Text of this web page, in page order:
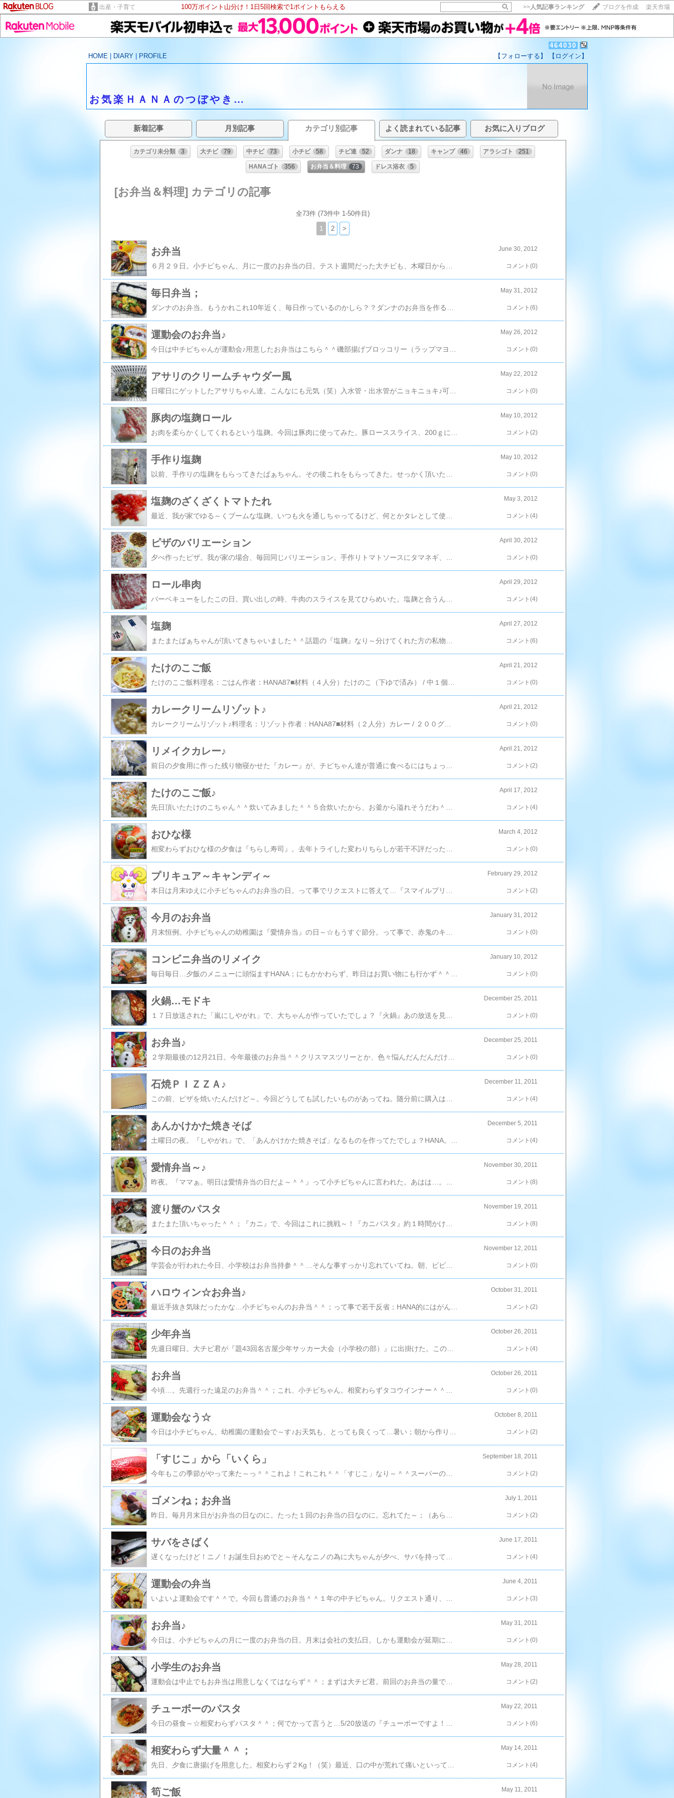
出産・子育て 100万ポイント山分け！1日5回検索で1ポイントもらえる >>人気記事ランキング ブログを作成 楽天市場
464030
HOME
DIARY PROFILE 【フォローする】 【ログイン】
お気楽ＨＡＮＡのつぼやき…
新着記事 月別記事 カテゴリ別記事 よく読まれている記事 お気に入りブログ
カテゴリ未分類 3 大チビ 79 中チビ 73 小チビ 58 チビ達 52 ダンナ 18 キャンプ 46 アラシゴト 251
HANAゴト 356 お弁当＆料理 73 ドレス浴衣 5
[お弁当＆料理] カテゴリの記事
全73件 (73件中 1-50件目)
1 2 >
お弁当 June 30, 2012
コメント(0)
毎日弁当； May 31, 2012
コメント(6)
運動会のお弁当♪ May 26, 2012
コメント(0)
アサリのクリームチャウダー風
日曜日にゲットしたアサリちゃん達。こんなにも元気（笑）入水管・出水管がニョキニョキ♪可愛い～♪（←？！）これ触ると面白いよね～(*´Д`)チビちゃん達も見つけるたびに触ってる…；が、ペットにするわけにもいかず、美味しくいただきます。昨日はお味噌汁に。今朝は…クラムチャウダー風。「風」？ジャガイモは入れなかったの～；だって、面倒時間がないから…（爆）これにホットドックを用意。３チビとも完食！！作った甲斐があったわ＾＾ありがと～＾＾そうそう、美味しいアサリちゃんにもありがとうだね＾＾ ←ポチッ！としていただけると嬉しいです＾＾
May 22, 2012
コメント(0)
豚肉の塩麹ロール May 10, 2012
コメント(2)
手作り塩麹 May 10, 2012
コメント(0)
塩麹のざくざくトマトたれ May 3, 2012
コメント(4)
ピザのバリエーション April 30, 2012
コメント(0)
ロール串肉 April 29, 2012
コメント(4)
塩麹 April 27, 2012
コメント(6)
たけのこご飯 April 21, 2012
コメント(0)
カレークリームリゾット♪
カレークリームリゾット♪料理名：リゾット作者：HANA87■材料（２人分）カレー / ２００グラム牛乳 / ２００ＣＣコンソメ / 小さじ１ご飯 / ２００グラムピザ用チーズ / お好みで■レシピを考えた人のコメントカレー、牛乳、チーズが大好き！という我が子にピッタリ＾＾詳細を楽天レシピで見る━━━━━━━━━━━━━━━━━━…↓↓ ポイントが貯まるレシピ サイト ↓↓＞＞最短約 30 秒！▼無料▼会員登録＜＜━━━━━━━━━━━━━━━━━━…
April 21, 2012
コメント(0)
リメイクカレー♪ April 21, 2012
コメント(2)
たけのこご飯♪ April 17, 2012
コメント(4)
おひな様 March 4, 2012
コメント(0)
プリキュア～キャンディ～ February 29, 2012
コメント(2)
今月のお弁当 January 31, 2012
コメント(0)
コンビニ弁当のリメイク January 10, 2012
コメント(0)
火鍋…モドキ December 25, 2011
コメント(0)
お弁当♪ December 25, 2011
コメント(0)
石焼ＰＩＺＺＡ♪ December 11, 2011
コメント(4)
あんかけかた焼きそば December 5, 2011
コメント(4)
愛情弁当～♪ November 30, 2011
コメント(8)
渡り蟹のパスタ November 19, 2011
コメント(8)
今日のお弁当
学芸会が行われた今日、小学校はお弁当持参＾＾…そんな事すっかり忘れていてね。朝、ビビッたわ；玉子も残り一個だったし；ま、一個あれば十分だけどね＾＾今日はご飯を多めに入れておいたからね～＾＾そして。『小チビのお弁当は、どぉ～れ？』えっと？小チビちゃんは小学校は関係無いじゃん＾＾『え～っ；だって！夕べママが作ってあげるって言ったモン！』…。何だかそんな約束したなぁ。まぁ１個作るも３個作るも一緒のようなもんだしね＾＾でも！待って！玉子が無いじゃん！ってか、小チビちゃん達のお弁当を作る様な材料が冷蔵庫に存在してないわ～；という事で、冷蔵庫をさばくって出来上がった手抜きお弁当はこれ。HANAが小学校に出掛けている間に食べてたよ＾＾手抜き弁当でもピカピカにするあなた達！！…いい子だぁ～(*´Д`) 「ポチ」していただけると嬉しいです＾＾
November 12, 2011
コメント(0)
ハロウィン☆お弁当♪ October 31, 2011
コメント(2)
少年弁当
先週日曜日。大チビ君が『題43回名古屋少年サッカー大会（小学校の部）』に出掛けた。この大会、トーナメントなので負けた時点でお終わり…。ところがHANA。大チビ君の試合開始が１０時からってのに、１０時から中・小チビちゃんを引き連れて学区の綱引き大会の組み合わせ抽選に借り出され…到底、試合開始に間に合うわけも無く…；がしかし！勝てば午後からも試合があるのでこちらは余裕で見に行けるわ～ってことで、大チビ君よ、何としても勝って～と願いを込めたかどうかはさて置き、作ったお弁当がこれ。『食べ過ぎると気持ち悪くなるかもしれんから…。』と何とも消極的な大チビ君のリクエストにより、いつもより少なめ＾＾；さ、これを食べて午後からの試合もがんばって～＾＾HANAは抽選会中、試合経過が気になる～；ダンナからのメール。『0-1で負けてます…』いや～ん！何としても逆転して～；その後…『0-1で負けました。』お～い！午後からの試合は～？お弁当はどうなるの～～～～～～～？と言う訳で抽選が終わった後、大チビ君＆ダンナを迎えに行き、そのまま外食＾＾；この日の夜、ダンナは飲み会、HANAはお通夜とバラバラ。チビ達の面倒はばぁちゃんが見ることに。通夜振る舞いを軽く頂いて帰宅後、お弁当箱が洗ってある形跡が無く…。HANAが入れたままの姿で冷蔵庫に鎮座してた（笑）その後お弁当は…？と言うと。HANAの晩酌相手となりました＾＾「ポチ」していただけると嬉しいです＾＾
October 26, 2011
コメント(4)
お弁当 October 26, 2011
コメント(0)
運動会なう☆ October 8, 2011
コメント(2)
「すじこ」から「いくら」
今年もこの季節がやって来た～っ＾＾これよ！これこれ＾＾「すじこ」なり～＾＾スーパーの売り場で見つけたときの幸福感ったら…(≧▽≦)ただ、今年は実家の父に先を越されたようで、先日「売っている」という情報を聞いていた…＾＾；それでも売り場で見つければ即ゲット！…しかも、夕方の値引き後だったので至福感が半端ない（爆）早速。温水でほぐします＾＾中チビちゃんがお手伝い～＾＾助かるわ～白く濁っても、塩を振ると奇麗な色になるのよね～(≧▽≦)ビンに入れてタレに漬け込み冷蔵庫へ。明日の朝が楽しみ～☆そして！ほっかほかのご飯に乗せて…いくらご飯の出来上がり～！いただきま～っす(≧▽≦)うはぁ～♪幸せ…☆毎年、この時期は「すじこ貧乏」になる我が家…でもいいの、好きだから（爆）ただね、食べ過ぎると『じんましん』が出てしまうHANA。そこがちょっと悲しいかな…；；←「ポチ」していただけると嬉しいです＾＾
September 18, 2011
コメント(2)
ゴメンね；お弁当 July 1, 2011
コメント(2)
サバをさばく June 17, 2011
コメント(4)
運動会の弁当 June 4, 2011
コメント(3)
お弁当♪ May 31, 2011
コメント(0)
小学生のお弁当
運動会は中止でもお弁当は用意しなくてはならず＾＾；まずは大チビ君。前回のお弁当の量では「足りんっ！」らしく；ご飯の量を250ｇに増やしました；この量、旦那と一緒。恐るべし…食べ盛り；；食が細くてお弁当に苦労していた幼稚園時代が懐かしい；そして、中チビちゃん。こちらも前回のお弁当が少なかった；と…（あら？前回も同じようなこと言ってたわよ？）ご飯を少々増やしておきました。相変わらず代わり映えのしないお弁当だけど…＾＾；さて、今日の量なら…どうかな＾＾「ポチ」していただけると嬉しいです＾＾
May 28, 2011
コメント(2)
チューボーのパスタ May 22, 2011
コメント(6)
相変わらず大量＾＾； May 14, 2011
コメント(4)
筍ご飯 May 11, 2011